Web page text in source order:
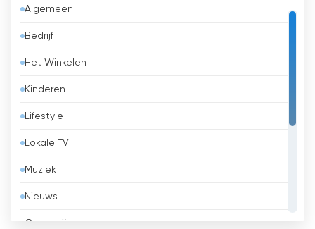
Bangladesh
Barbados
België
Belize
Benin
Bhutan
Bolivia
Bosnië en Herzegovina
Algemeen
Bedrijf
Het Winkelen
Kinderen
Lifestyle
Lokale TV
Muziek
Nieuws
Onderwijs